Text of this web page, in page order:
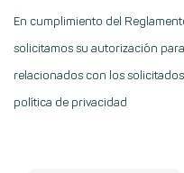
En cumplimiento del
solicitamos su autorización
relacionados con los
política de privacidad